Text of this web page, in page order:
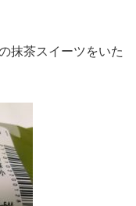
抹茶スイーツをいた